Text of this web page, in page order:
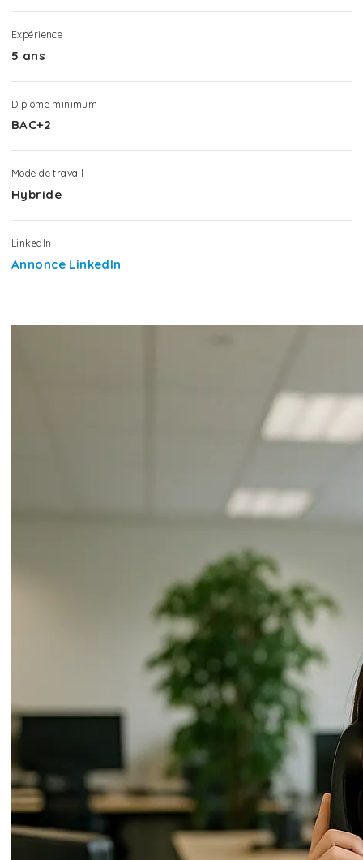
Expérience
5 ans
Diplôme minimum
BAC+2
Mode de travail
Hybride
LinkedIn
Annonce LinkedIn